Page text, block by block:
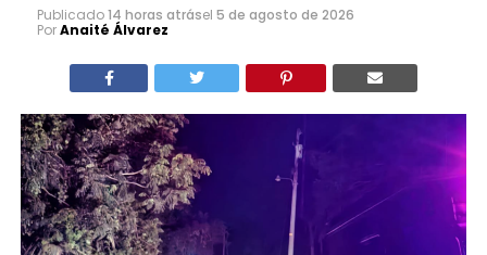
Publicado14 horas atrásel 5 de agosto de 2026
PorAnaité Álvarez